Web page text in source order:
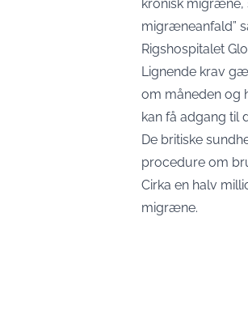
kronisk
migræneanfald”
Rigshospitalet
Lignende krav
om måneden og
kan få adgang til
De britiske
procedure om
Cirka en halv
migræne.